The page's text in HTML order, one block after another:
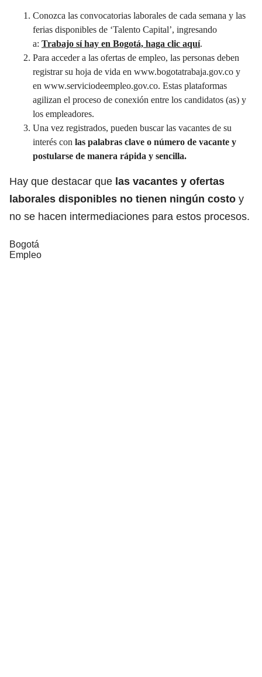
Conozca las convocatorias laborales de cada semana y las
ferias disponibles de ‘Talento Capital’, ingresando
a: Trabajo sí hay en Bogotá, haga clic aquí.
Para acceder a las ofertas de empleo, las personas deben
registrar su hoja de vida en www.bogotatrabaja.gov.co y
en www.serviciodeempleo.gov.co. Estas plataformas
agilizan el proceso de conexión entre los candidatos (as) y
los empleadores.
Una vez registrados, pueden buscar las vacantes de su
interés con las palabras clave o número de vacante y
postularse de manera rápida y sencilla.
Hay que destacar que las vacantes y ofertas
laborales disponibles no tienen ningún costo y
no se hacen intermediaciones para estos procesos.
Bogotá
Empleo